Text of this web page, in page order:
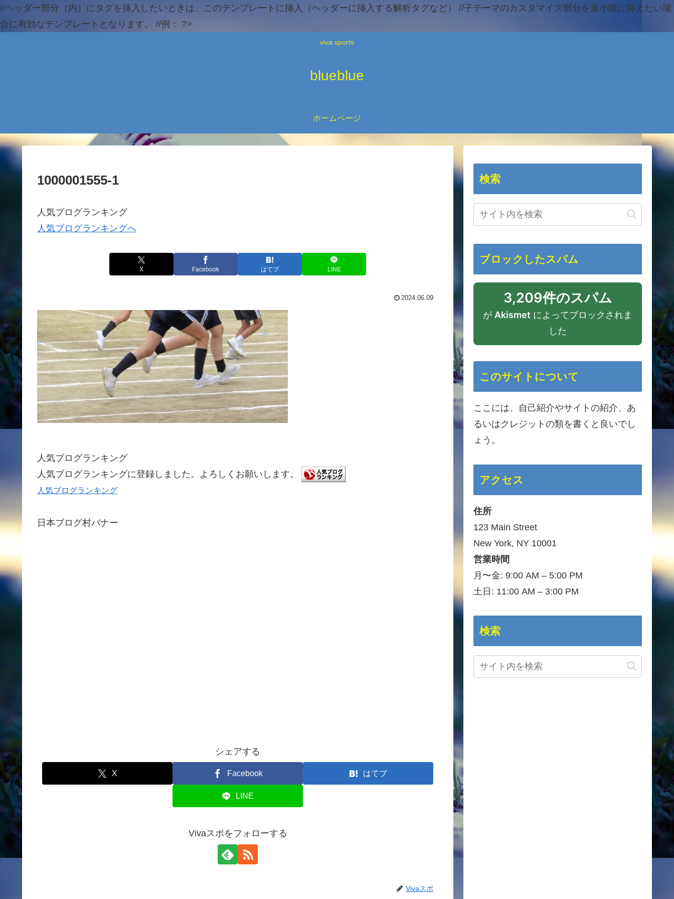
//ヘッダー部分（内）にタグを挿入したいときは、このテンプレートに挿入（ヘッダーに挿入する解析タグなど） //子テーマのカスタマイズ部分を最小限に抑えたい場
合に有効なテンプレートとなります。 //例：
?>
viva sports
blueblue
ホームページ
1000001555-1
人気ブログランキング
人気ブログランキングへ
X Facebook はてブ LINE
2024.06.09
人気ブログランキング
人気ブログランキングに登録しました。よろしくお願いします。
人気ブログランキング
日本ブログ村バナー
シェアする
X Facebook はてブ
LINE
Vivaスポをフォローする
Vivaスポ
検索
ブロックしたスパム
3,209件のスパム
が Akismet によってブロックされま
した
このサイトについて
ここには、自己紹介やサイトの紹介、あ
るいはクレジットの類を書くと良いでし
ょう。
アクセス
住所
123 Main Street
New York, NY 10001
営業時間
月〜金: 9:00 AM – 5:00 PM
土日: 11:00 AM – 3:00 PM
検索